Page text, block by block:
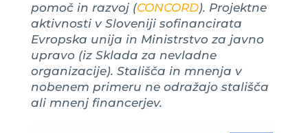
pomoč in razvoj (CONCORD). Projektne
aktivnosti v Sloveniji sofinancirata
Evropska unija in Ministrstvo za javno
upravo (iz Sklada za nevladne
organizacije). Stališča in mnenja v
nobenem primeru ne odražajo stališča
ali mnenj financerjev.